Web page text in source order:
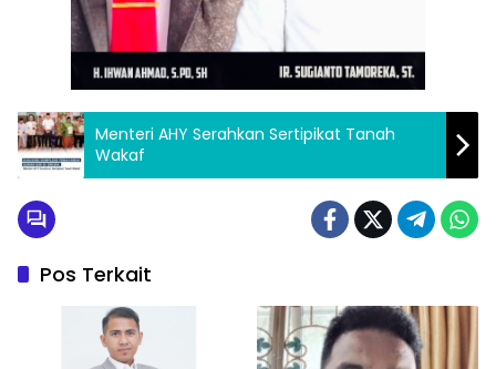
Menteri AHY Serahkan Sertipikat Tanah
Wakaf
Pos Terkait